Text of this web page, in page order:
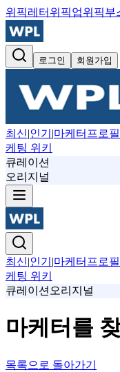
위픽레터 위픽업위픽부
로그인 회원가입
최신|인기 |마케터프로필
케팅 위키
큐레이션
오리지널
최신|인기 |마케터프로필
케팅 위키
큐레이션 오리지널
마케터를
목록으로 돌아가기